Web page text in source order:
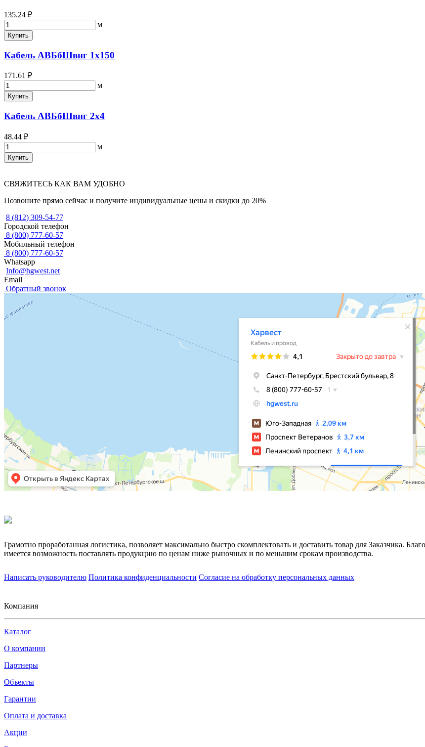
135.24 ₽
м
Купить
Кабель АВБбШвнг 1х150
171.61 ₽
м
Купить
Кабель АВБбШвнг 2х4
48.44 ₽
м
Купить
СВЯЖИТЕСЬ КАК ВАМ УДОБНО
Позвоните прямо сейчас и получите индивидуальные цены и скидки до 20%
8 (812) 309-54-77
Городской телефон
8 (800) 777-60-57
Мобильный телефон
8 (800) 777-60-57
Whatsapp
Info@hgwest.net
Email
Обратный звонок
Грамотно проработанная логистика, позволяет максимально быстро скомплектовать и доставить товар для Заказчика.
имеется возможность поставлять продукцию по ценам ниже рыночных и по меньшим срокам производства.
Написать руководителю Политика конфиденциальности Согласие на обработку персональных данных
Компания
Каталог
О компании
Партнеры
Объекты
Гарантии
Оплата и доставка
Акции